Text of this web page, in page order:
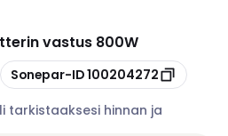
vastus 800W
Kopioi
Sonepar-ID100204272
tarkistaaksesi hinnan ja